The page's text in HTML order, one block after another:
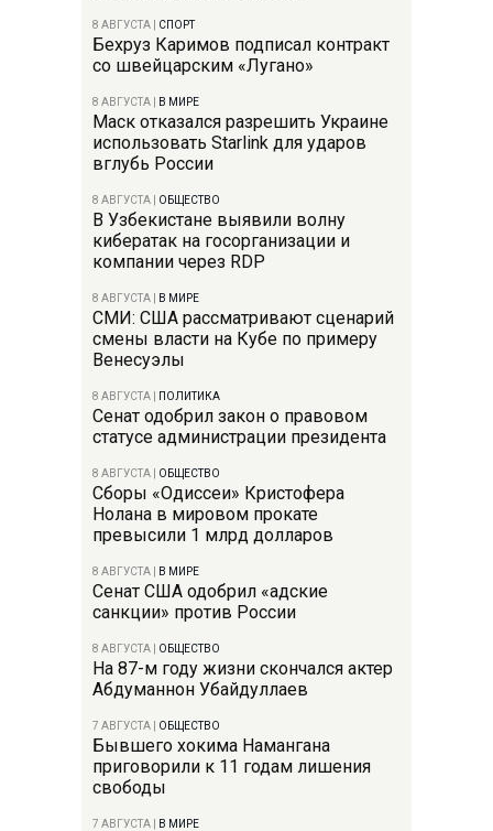
8 АВГУСТА СПОРТ
Бехруз Каримов подписал контракт
со швейцарским «Лугано»
8 АВГУСТА В МИРЕ
Маск отказался разрешить Украине
использовать Starlink для ударов
вглубь России
8 АВГУСТА ОБЩЕСТВО
В Узбекистане выявили волну
кибератак на госорганизации и
компании через RDP
8 АВГУСТА В МИРЕ
СМИ: США рассматривают сценарий
смены власти на Кубе по примеру
Венесуэлы
8 АВГУСТА ПОЛИТИКА
Сенат одобрил закон о правовом
статусе администрации президента
8 АВГУСТА ОБЩЕСТВО
Сборы «Одиссеи» Кристофера
Нолана в мировом прокате
превысили 1 млрд долларов
8 АВГУСТА В МИРЕ
Сенат США одобрил «адские
санкции» против России
8 АВГУСТА ОБЩЕСТВО
На 87-м году жизни скончался актер
Абдуманнон Убайдуллаев
7 АВГУСТА ОБЩЕСТВО
Бывшего хокима Намангана
приговорили к 11 годам лишения
свободы
7 АВГУСТА В МИРЕ